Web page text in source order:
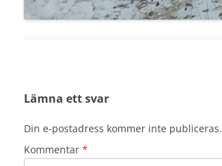
Lämna ett svar
Din e-postadress kommer inte publiceras.
Kommentar *